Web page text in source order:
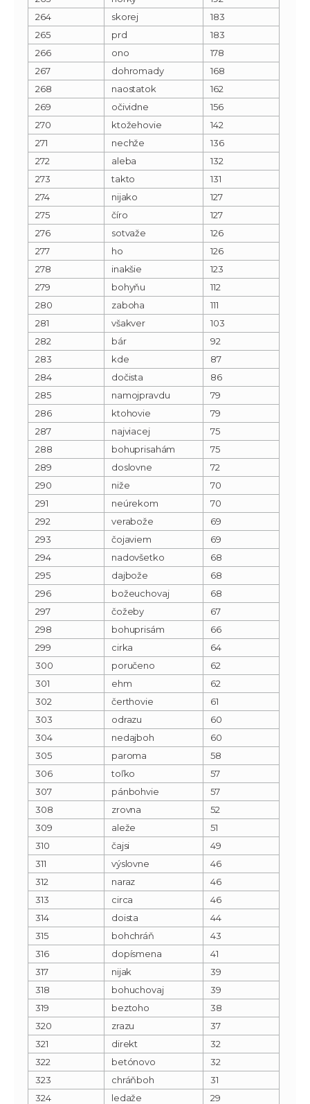
264
skorej
183
265
prd
183
266
ono
178
267
dohromady
168
268
naostatok
162
269
očividne
156
270
ktožehovie
142
271
nechže
136
272
aleba
132
273
takto
131
274
nijako
127
275
číro
127
276
sotvaže
126
277
ho
126
278
inakšie
123
279
bohyňu
112
280
zaboha
111
281
všakver
103
282
bár
92
283
kde
87
284
dočista
86
285
namojpravdu
79
286
ktohovie
79
287
najviacej
75
288
bohuprisahám
75
289
doslovne
72
290
niže
70
291
neúrekom
70
292
verabože
69
293
čojaviem
69
294
nadovšetko
68
295
dajbože
68
296
božeuchovaj
68
297
čožeby
67
298
bohuprisám
66
299
cirka
64
300
poručeno
62
301
ehm
62
302
čerthovie
61
303
odrazu
60
304
nedajboh
60
305
paroma
58
306
toľko
57
307
pánbohvie
57
308
zrovna
52
309
aleže
51
310
čajsi
49
311
výslovne
46
312
naraz
46
313
circa
46
314
doista
44
315
bohchráň
43
316
dopísmena
41
317
nijak
39
318
bohuchovaj
39
319
beztoho
38
320
zrazu
37
321
direkt
32
322
betónovo
32
323
chráňboh
31
324
ledaže
29